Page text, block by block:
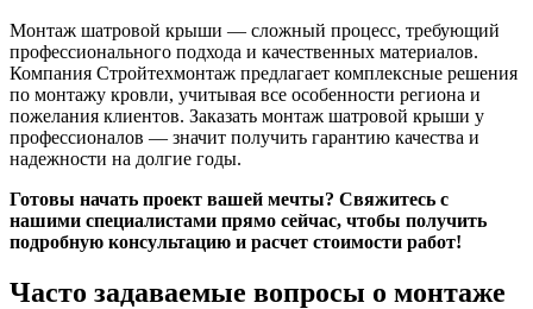
Монтаж шатровой крыши — сложный процесс, требующий
профессионального подхода и качественных материалов.
Компания Стройтехмонтаж предлагает комплексные решения
по монтажу кровли, учитывая все особенности региона и
пожелания клиентов. Заказать монтаж шатровой крыши у
профессионалов — значит получить гарантию качества и
надежности на долгие годы.
Готовы начать проект вашей мечты? Свяжитесь с
нашими специалистами прямо сейчас, чтобы получить
подробную консультацию и расчет стоимости работ!
Часто задаваемые вопросы о монтаже